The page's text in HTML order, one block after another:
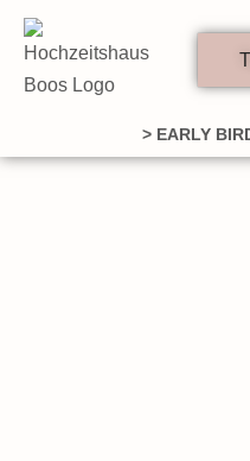
Zum
Inhalt
springen
> EARLY